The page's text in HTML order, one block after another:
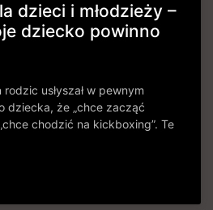
dzieci i młodzieży –
dziecko powinno
usłyszał w pewnym
dziecka, że „chce zacząć
chodzić na kickboxing”. Te